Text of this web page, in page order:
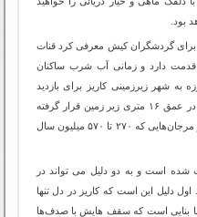
بود
برای گردشگران کیش معرفی کرد قنات
در حدود بیش از ۲۵۰۰ سال قدمت دارد و زمانی آب شرب ساکنان
شهر زیرزمینی کاریز برای بازدید
گردشگران مبدل شده است. این شهر دیدنی در عمق ۱۶ متری زیر زمین قرار گرفته
است. بخشی از سقف آن با سنگواره، صدف و مرجان‌هایی که ۲۷۰ تا ۵۷۰ میلیون سال
شده است و به دو دلیل می تواند در
دلیل این است که کاریز در دل تنها
بنایی است که سقف هایش با صدف‌ها